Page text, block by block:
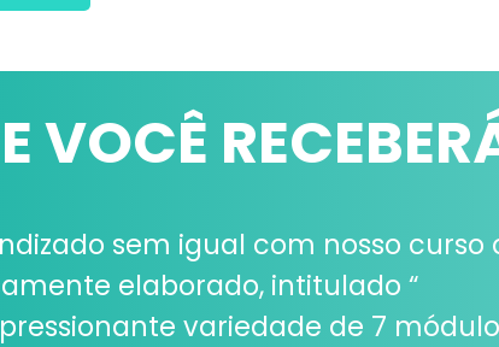
VOCÊ
sem igual com nosso curso
elaborado, intitulado “
variedade de 7